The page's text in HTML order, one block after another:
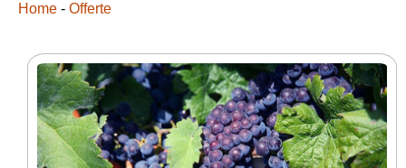
Home - Offerte